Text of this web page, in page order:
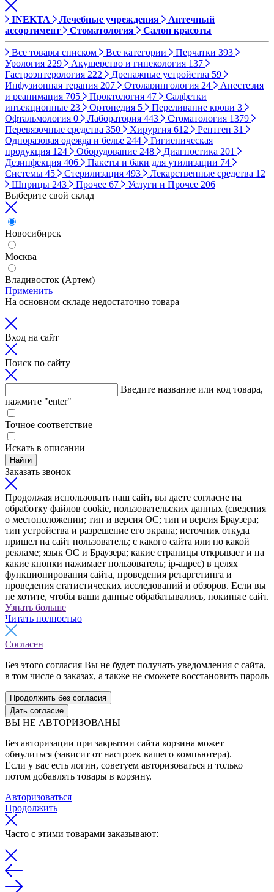
INEKTA Лечебные учреждения
Аптечный
ассортимент
Стоматология Салон красоты
Все товары списком Все категории Перчатки 393
Урология 229 Акушерство и гинекология 137
Гастроэнтерология 222 Дренажные устройства 59
Инфузионная терапия 207 Отоларингология 24
Анестезия
и реанимация 705 Проктология 47
Салфетки
инъекционные 23 Ортопедия 5 Переливание крови 3
Офтальмология 0 Лаборатория 443 Стоматология 1379
Перевязочные средства 350 Хирургия 612 Рентген 31
Одноразовая одежда и белье 244
Гигиеническая
продукция 124 Оборудование 248 Диагностика 201
Дезинфекция 406 Пакеты и баки для утилизации 74
Системы 45 Стерилизация 493 Лекарственные средства 12
Шприцы 243 Прочее 67 Услуги и Прочее 206
Выберите свой склад
Новосибирск
Москва
Владивосток (Артем)
Применить
На основном складе недостаточно товара
Вход на сайт
Поиск по сайту
Введите название или код товара,
нажмите "enter"
Точное соответствие
Искать в описании
Найти
Заказать звонок
Продолжая использовать наш сайт, вы даете согласие на
обработку файлов cookie, пользовательских данных (сведения
о местоположении; тип и версия ОС; тип и версия Браузера;
тип устройства и разрешение его экрана; источник откуда
пришел на сайт пользователь; с какого сайта или по какой
рекламе; язык ОС и Браузера; какие страницы открывает и на
какие кнопки нажимает пользователь; ip-адрес) в целях
функционирования сайта, проведения ретаргетинга и
проведения статистических исследований и обзоров. Если вы
не хотите, чтобы ваши данные обрабатывались, покиньте сайт.
Узнать больше
Читать полностью
Согласен
Без этого согласия Вы не будет получать уведомления с сайта,
в том числе о заказах, а также не сможете восстановить пароль
Продолжить без согласия
Дать согласие
ВЫ НЕ АВТОРИЗОВАНЫ
Без авторизации при закрытии сайта корзина может
обнулиться (зависит от настроек вашего компьютера).
Если у вас есть логин, советуем авторизоваться и только
потом добавлять товары в корзину.
Авторизоваться
Продолжить
Часто с этими товарами заказывают: